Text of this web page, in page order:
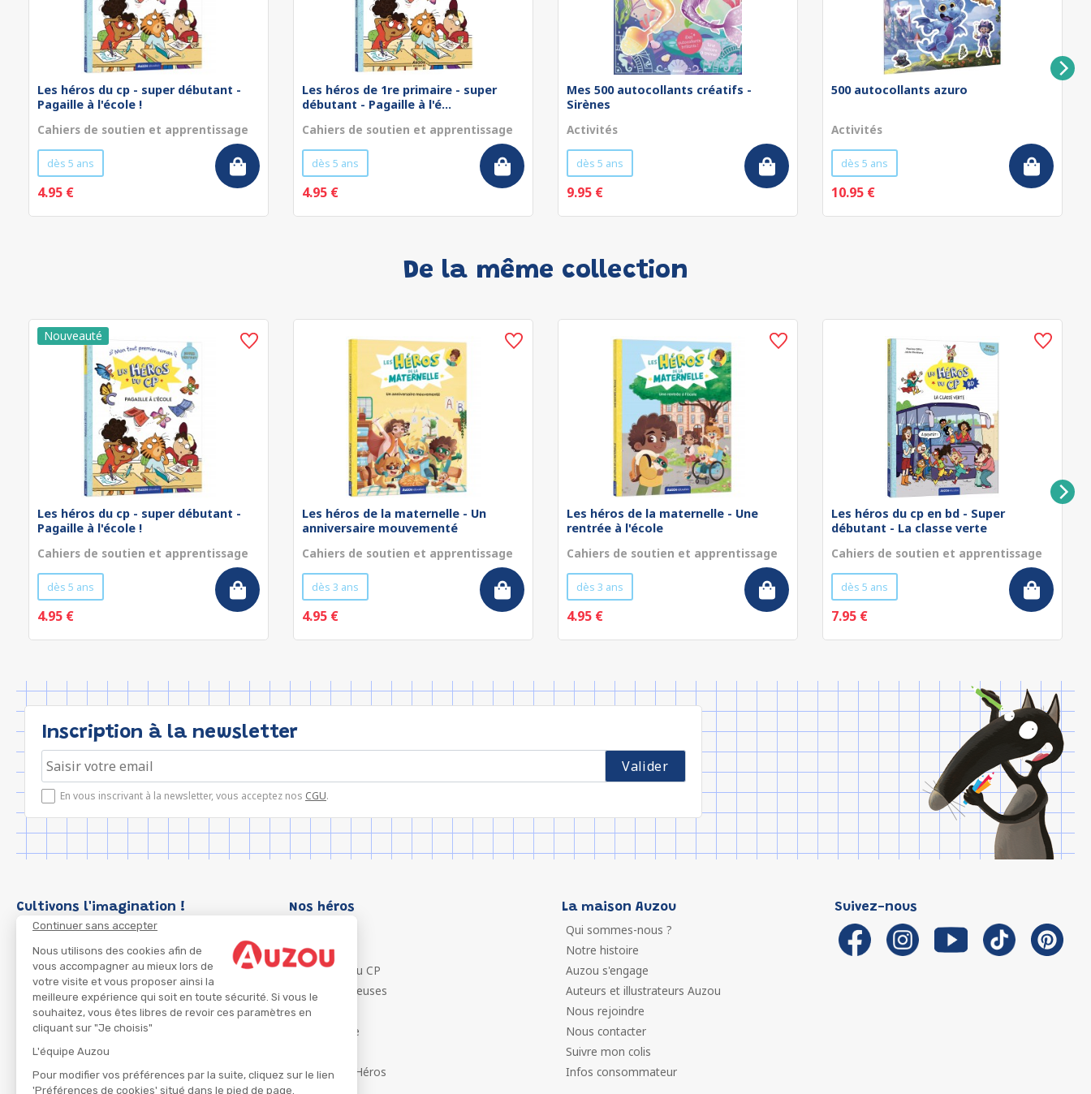
Continuer sans accepter
Nous utilisons des cookies afin de
vous accompagner au mieux lors de
votre visite et vous proposer ainsi la
meilleure expérience qui soit en toute sécurité. Si vous le
souhaitez, vous êtes libres de revoir ces paramètres en
cliquant sur "Je choisis"
L'équipe Auzou
Pour modifier vos préférences par la suite, cliquez sur le lien
'Préférences de cookies' situé dans le pied de page.
Les héros du cp - super débutant -
Pagaille à l'école !
Cahiers de soutien et apprentissage
dès 5 ans
4.95 €
Les héros de 1re primaire - super
débutant - Pagaille à l'é...
Cahiers de soutien et apprentissage
dès 5 ans
4.95 €
Mes 500 autocollants créatifs -
Sirènes
Activités
dès 5 ans
9.95 €
500 autocollants azuro
Activités
dès 5 ans
10.95 €
De la même collection
Les héros du cp - super débutant -
Pagaille à l'école !
Cahiers de soutien et apprentissage
dès 5 ans
4.95 €
Les héros de la maternelle - Un
anniversaire mouvementé
Cahiers de soutien et apprentissage
dès 3 ans
4.95 €
Les héros de la maternelle - Une
rentrée à l'école
Cahiers de soutien et apprentissage
dès 3 ans
4.95 €
Les héros du cp en bd - Super
débutant - La classe verte
Cahiers de soutien et apprentissage
dès 5 ans
7.95 €
Inscription à la newsletter
En vous inscrivant à la newsletter, vous acceptez nos CGU.
Cultivons l'imagination ! Nos héros
P'tit Loup
Les Héros du CP
Les Influenceuses
Migali
Petite Taupe
Ma Boîte à Héros
La maison Auzou
Qui sommes-nous ?
Notre histoire
Auzou s'engage
Auteurs et illustrateurs Auzou
Nous rejoindre
Nous contacter
Suivre mon colis
Infos consommateur
Suivez-nous